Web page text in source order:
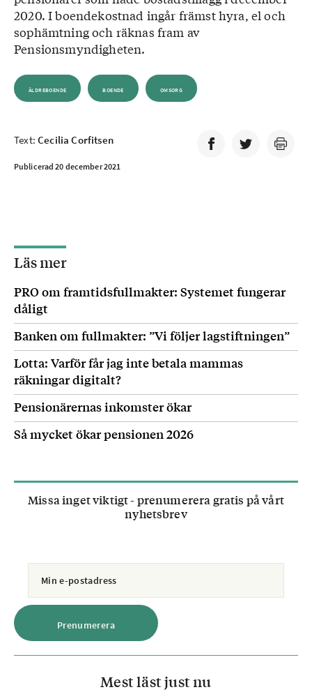
2020. I boendekostnad ingår främst hyra, el och
sophämtning och räknas fram av
Pensionsmyndigheten.
ÄLDREBOENDE BOENDE OMSORG
Text:Cecilia Corfitsen
Publicerad 20 december 2021
Läs mer
PRO om framtidsfullmakter: Systemet fungerar
dåligt
Banken om fullmakter: ”Vi följer lagstiftningen”
Lotta: Varför får jag inte betala mammas
räkningar digitalt?
Pensionärernas inkomster ökar
Så mycket ökar pensionen 2026
Missa inget viktigt - prenumerera gratis på vårt
nyhetsbrev
Mest läst just nu